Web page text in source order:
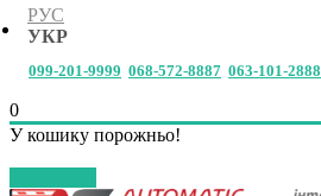
РУС
УКР
099-201-9999 068-572-8887 063-101-2888
0
У кошику порожньо!